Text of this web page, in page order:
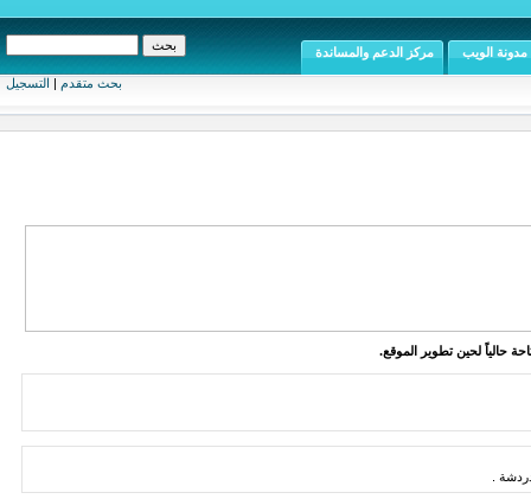
بحث متقدم | التسجيل
مدونة الويب مركز الدعم والمساندة
حالياً لحين تطوير الموقع.
.